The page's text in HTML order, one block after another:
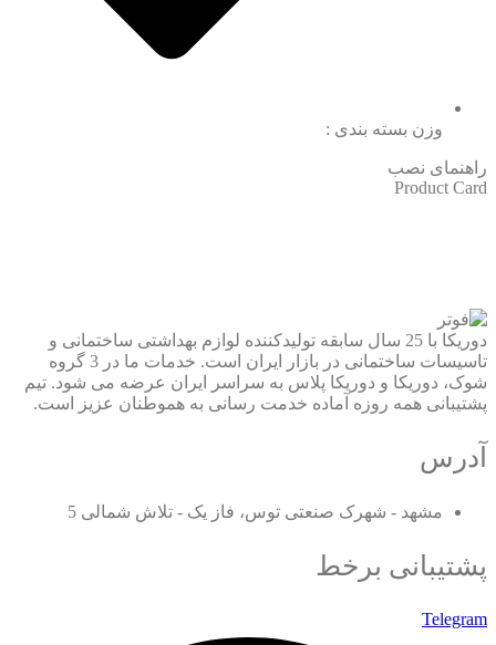
وزن بسته بندی :
راهنمای نصب
Product Card
دوریکا با 25 سال سابقه تولیدکننده لوازم بهداشتی ساختمانی و
تاسیسات ساختمانی در بازار ایران است. خدمات ما در 3 گروه
شوک، دوریکا و دوریکا پلاس به سراسر ایران عرضه می شود. تیم
پشتیبانی همه روزه آماده خدمت رسانی به هموطنان عزیز است.
آدرس
مشهد - شهرک صنعتی توس، فاز یک - تلاش شمالی 5
پشتیبانی برخط
Telegram